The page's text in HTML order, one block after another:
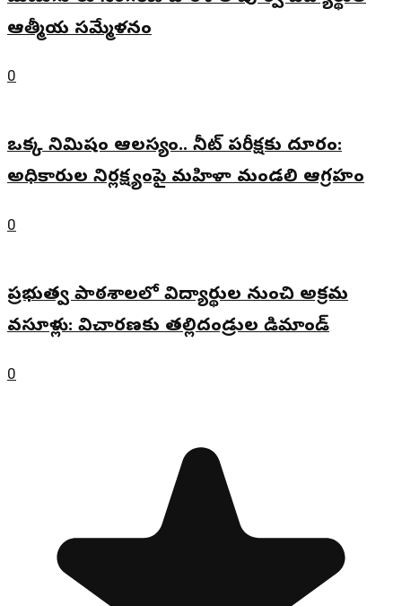
ఆత్మీయ సమ్మేళనం
0
ఒక్క నిమిషం ఆలస్యం.. నీట్ పరీక్షకు దూరం:
అధికారుల నిర్లక్ష్యంపై మహిళా మండలి ఆగ్రహం
0
ప్రభుత్వ పాఠశాలలో విద్యార్థుల నుంచి అక్రమ
వసూళ్లు: విచారణకు తల్లిదండ్రుల డిమాండ్
0